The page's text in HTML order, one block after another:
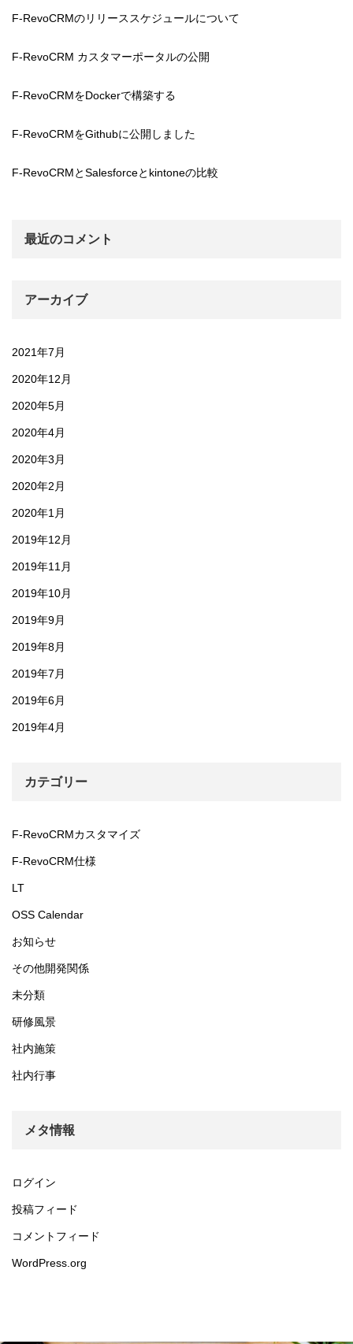
F-RevoCRMのリリーススケジュールについて
F-RevoCRM カスタマーポータルの公開
F-RevoCRMをDockerで構築する
F-RevoCRMをGithubに公開しました
F-RevoCRMとSalesforceとkintoneの比較
最近のコメント
アーカイブ
2021年7月
2020年12月
2020年5月
2020年4月
2020年3月
2020年2月
2020年1月
2019年12月
2019年11月
2019年10月
2019年9月
2019年8月
2019年7月
2019年6月
2019年4月
カテゴリー
F-RevoCRMカスタマイズ
F-RevoCRM仕様
LT
OSS Calendar
お知らせ
その他開発関係
未分類
研修風景
社内施策
社内行事
メタ情報
ログイン
投稿フィード
コメントフィード
WordPress.org